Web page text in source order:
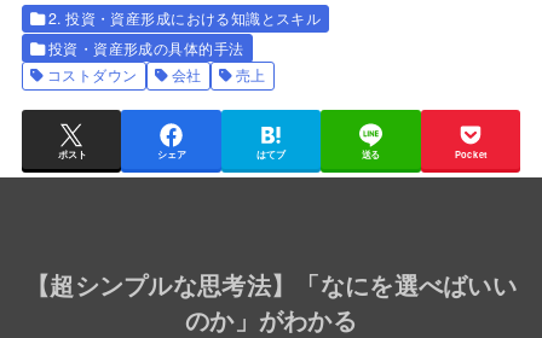
2. 投資・資産形成における知識とスキル
投資・資産形成の具体的手法
コストダウン
会社 売上
ポスト シェア はてブ 送る Pocket
【超シンプルな思考法】「なにを選べばいい
のか」がわかる